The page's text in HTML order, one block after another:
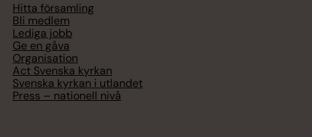
Hitta församling
Bli medlem
Lediga jobb
Ge en gåva
Organisation
Act Svenska kyrkan
Svenska kyrkan i utlandet
Press – nationell nivå